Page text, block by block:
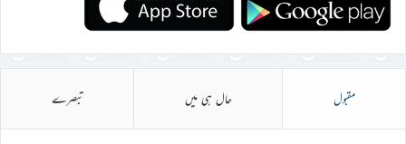
مقبول حال ہی میں تبصرے